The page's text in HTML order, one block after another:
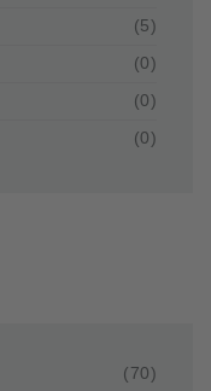
(5)
(0)
(0)
(0)
(70)